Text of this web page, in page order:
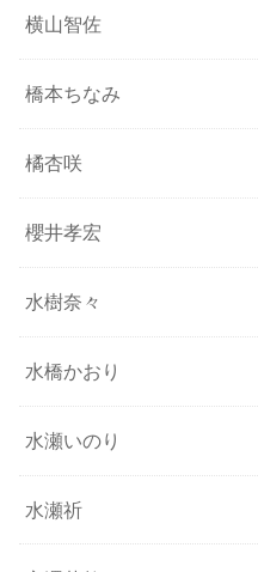
横山智佐
橋本ちなみ
橘杏咲
櫻井孝宏
水樹奈々
水橋かおり
水瀬いのり
水瀬祈